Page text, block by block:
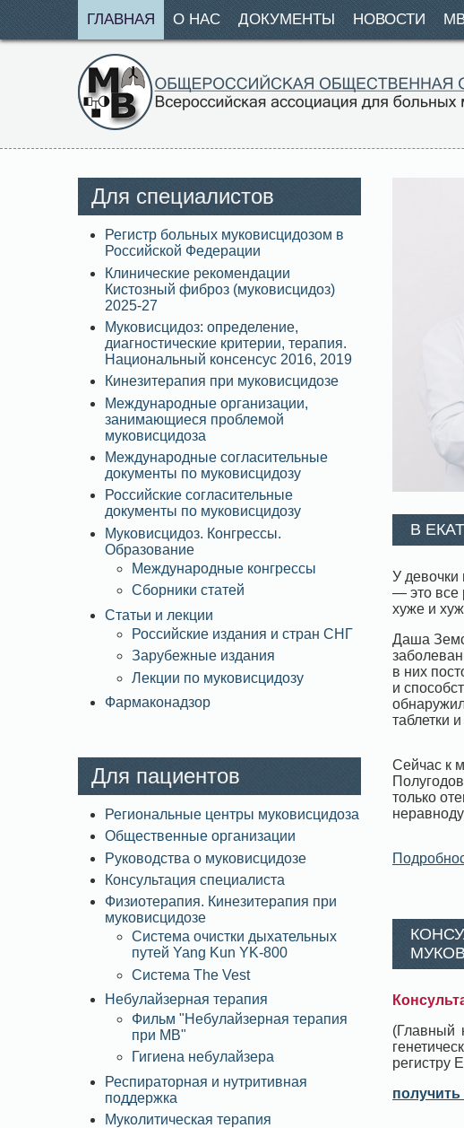
ГЛАВНАЯ О НАС ДОКУМЕНТЫ НОВОСТИ
В
У девочки
— это все
хуже и
Даша
в них
и
таблетки
Сейчас к
только
(Главный
регистру
Для специалистов
Регистр больных муковисцидозом в
Российской Федерации
Клинические рекомендации
Кистозный фиброз (муковисцидоз)
2025-27
Муковисцидоз: определение,
диагностические критерии, терапия.
Национальный консенсус 2016, 2019
Кинезитерапия при муковисцидозе
Международные организации,
занимающиеся проблемой
муковисцидоза
Международные согласительные
документы по муковисцидозу
Российские согласительные
документы по муковисцидозу
Муковисцидоз. Конгрессы.
Образование
Международные конгрессы
Сборники статей
Статьи и лекции
Российские издания и стран СНГ
Зарубежные издания
Лекции по муковисцидозу
Фармаконадзор
Для пациентов
Региональные центры муковисцидоза
Общественные организации
Руководства о муковисцидозе
Консультация специалиста
Физиотерапия. Кинезитерапия при
муковисцидозе
Система очистки дыхательных
путей Yang Kun YK-800
Система The Vest
Небулайзерная терапия
Фильм "Небулайзерная терапия
при МВ"
Гигиена небулайзера
Респираторная и нутритивная
поддержка
Муколитическая терапия